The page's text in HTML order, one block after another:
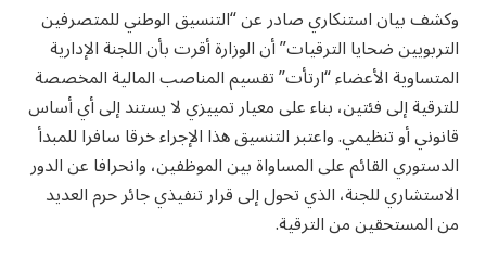
وكشف بيان استنكاري صادر عن “التنسيق الوطني للمتصرفين
التربويين ضحايا الترقيات” أن الوزارة أقرت بأن اللجنة الإدارية
المتساوية الأعضاء “ارتأت” تقسيم المناصب المالية المخصصة
للترقية إلى فئتين، بناء على معيار تمييزي لا يستند إلى أي أساس
قانوني أو تنظيمي.واعتبر التنسيق هذا الإجراء خرقا سافرا للمبدأ
الدستوري القائم على المساواة بين الموظفين، وانحرافا عن الدور
الاستشاري للجنة، الذي تحول إلى قرار تنفيذي جائر حرم العديد
من المستحقين من الترقية.